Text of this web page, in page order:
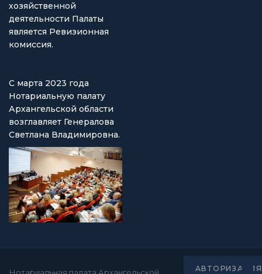
хозяйственной
деятельности Палаты
является Ревизионная
комиссия.
С марта 2023 года
Нотариальную палату
Архангельской области
возглавляет Генералова
Светлана Владимировна.
АВТОРИЗАЦИЯ